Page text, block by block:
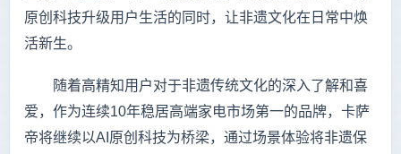
原创科技升级用户生活的同时，让非遗文化在日常中焕
活新生。
随着高精知用户对于非遗传统文化的深入了解和喜
爱，作为连续10年稳居高端家电市场第一的品牌，卡萨
帝将继续以AI原创科技为桥梁，通过场景体验将非遗保